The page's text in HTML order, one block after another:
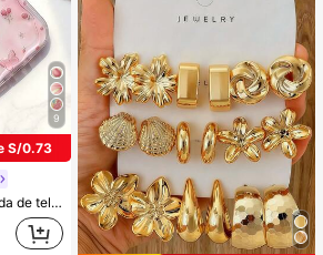
9
S/0.73
lazo, compatible con Galaxy S21 S22 S23 S24 S25 S26/Honor/etc.